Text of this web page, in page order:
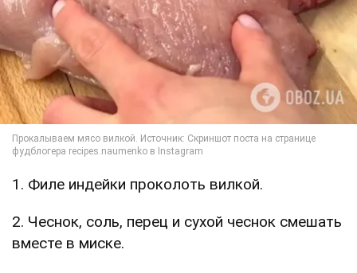
1. Филе индейки проколоть вилкой.
2. Чеснок, соль, перец и сухой чеснок смешать
вместе в миске.